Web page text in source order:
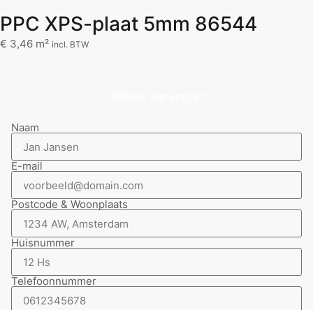
PPC XPS-plaat 5mm 86544
€ 3,46 m² incl. BTW
Naam
E-mail
Postcode & Woonplaats
Huisnummer
Telefoonnummer